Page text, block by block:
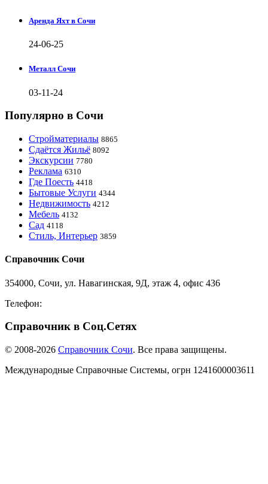
Аренда Яхт в Сочи
24-06-25
Металл Сочи
03-11-24
Популярно в Сочи
Стройматериалы 8865
Сдаётся Жильё 8092
Экскурсии 7780
Реклама 6310
Где Поесть 4418
Бытовые Услуги 4344
Недвижимость 4212
Мебель 4132
Сад 4118
Стиль, Интерьер 3859
Справочник Сочи
354000, Сочи, ул. Навагинская, 9Д, этаж 4, офис 436
Телефон:
Справочник в Соц.Сетях
© 2008-2026 Справочник Сочи. Все права защищены.
Международные Справочные Системы, огрн 1241600003611